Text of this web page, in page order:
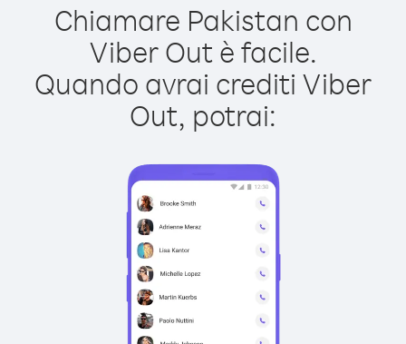
Chiamare Pakistan con
Viber Out è facile.
Quando avrai crediti Viber
Out, potrai: